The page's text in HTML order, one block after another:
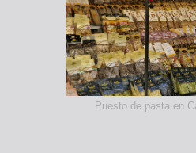
Puesto de pasta en